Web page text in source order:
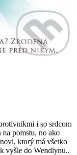
i so srdcom
na pomstu, no ako
ktorý má všetko
vyšle do Wendlynu..